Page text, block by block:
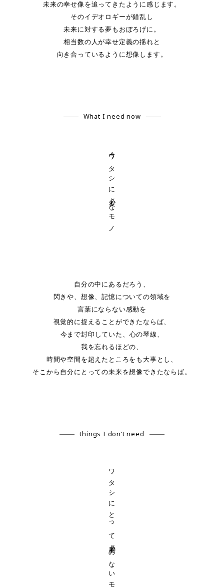
未来の幸せ像を追ってきたように感じます。
そのイデオロギーが錯乱し
未来に対する夢もおぼろげに。
相当数の人が幸せ定義の揺れと
向き合っているように想像します。
What I need now
今ワタシに必要なモノ
自分の中にあるだろう、
閃きや、想像、記憶についての領域を
言葉にならない感動を
視覚的に捉えることができたならば、
今まで封印していた、心の琴線、
我を忘れるほどの、
時間や空間を超えたところをも大事とし、
そこから自分にとっての未来を想像できたならば。
things I don’t need
ワタシにとって必要のないモノ